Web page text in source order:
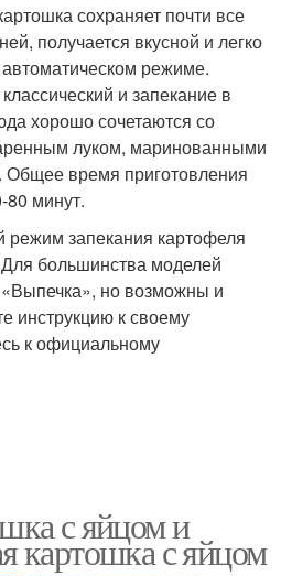
сохраняет почти все
получается вкусной и легко
автоматическом режиме.
и запекание в
хорошо сочетаются со
луком, маринованными
время приготовления
80 минут.
запекания картофеля
Для большинства моделей
но возможны и
инструкцию к своему
к официальному
с яйцом и
картошка с яйцом